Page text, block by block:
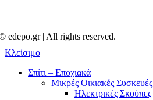
edepo.gr | All rights reserved.
Κλείσιμο
Σπίτι – Εποχιακά
Μικρές Οικιακές Συσκευές
Ηλεκτρικές Σκούπες